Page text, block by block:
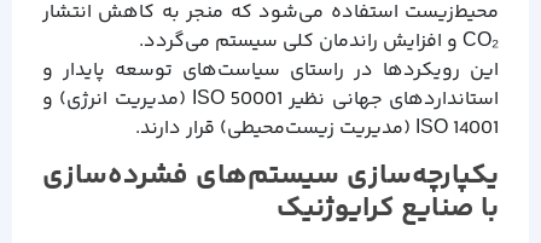
محیط‌زیست استفاده می‌شود که منجر به کاهش انتشار
CO₂ و افزایش راندمان کلی سیستم می‌گردد.
این رویکردها در راستای سیاست‌های توسعه پایدار و
استانداردهای جهانی نظیر ISO 50001 (مدیریت انرژی) و
ISO 14001 (مدیریت زیست‌محیطی) قرار دارند.
یکپارچه‌سازی سیستم‌های فشرده‌سازی
با صنایع کرایوژنیک